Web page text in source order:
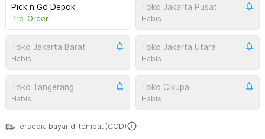
Pick n Go Depok
Pre-Order
Toko Jakarta Pusat
Habis
Toko Jakarta Barat
Habis
Toko Jakarta Utara
Habis
Toko Tangerang
Habis
Toko Cikupa
Habis
Tersedia bayar di tempat (COD)